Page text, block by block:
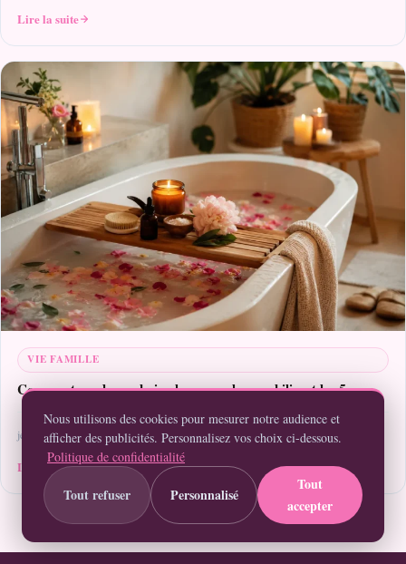
Lire la suite
VIE FAMILLE
Comment rendre un bain plus sensuel en mobilisant les 5 sens
jeudi 11 juin 2026 12 min de lecture
Lire la suite
Nous utilisons des cookies pour mesurer notre audience et
afficher des publicités. Personnalisez vos choix ci-dessous.
Politique de confidentialité
Tout refuser Personnalisé
Tout
accepter